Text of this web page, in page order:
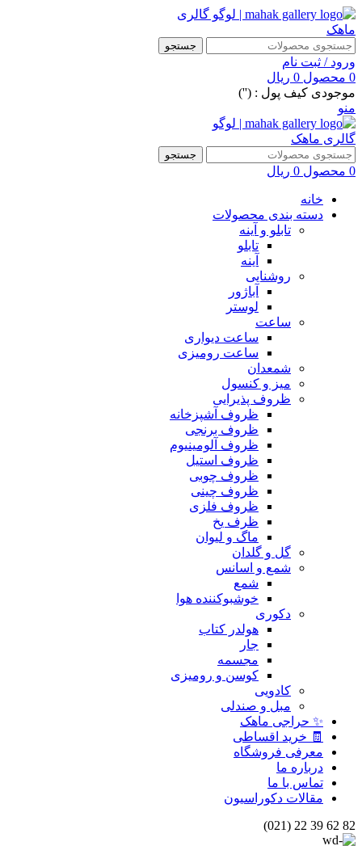
جستجو
ورود / ثبت نام
0 محصول 0 ریال
موجودی کیف پول : ('')
منو
جستجو
0 محصول 0 ریال
خانه
دسته بندی محصولات
تابلو و آینه
تابلو
آینه
روشنایی
آباژور
لوستر
ساعت
ساعت دیواری
ساعت رومیزی
شمعدان
میز و کنسول
ظروف پذیرایی
ظروف آشپزخانه
ظروف برنجی
ظروف آلومینیوم
ظروف استیل
ظروف چوبی
ظروف چینی
ظروف فلزی
ظرف یخ
ماگ و لیوان
گل و گلدان
شمع و اسانس
شمع
خوشبوکننده هوا
دکوری
هولدر کتاب
جار
مجسمه
کوسن و رومیزی
کادویی
مبل و صندلی
✨ حراجی ماهک
🧾 خرید اقساطی
معرفی فروشگاه
درباره ما
تماس با ما
مقالات دکوراسیون
82 62 39 22 (021)